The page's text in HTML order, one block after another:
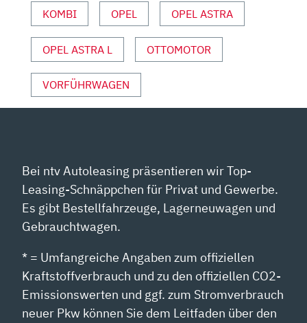
SPORT“
YOUTUBE
ANZEIGEN
KOMBI OPEL OPEL ASTRA
OPEL ASTRA L OTTOMOTOR
VORFÜHRWAGEN
Bei ntv Autoleasing präsentieren wir Top-
Leasing-Schnäppchen für Privat und Gewerbe.
Es gibt Bestellfahrzeuge, Lagerneuwagen und
Gebrauchtwagen.
* = Umfangreiche Angaben zum offiziellen
Kraftstoffverbrauch und zu den offiziellen CO2-
Emissionswerten und ggf. zum Stromverbrauch
neuer Pkw können Sie dem Leitfaden über den